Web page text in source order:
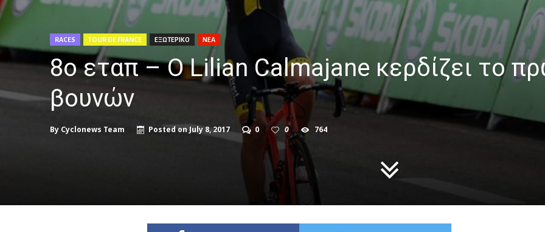
RACES TOUR DE FRANCE ΕΞΩΤΕΡΙΚΟ ΝΕΑ
8ο εταπ – Ο Lilian Calmajane κερδίζει το
βουνών
By Cyclonews Team Posted onJuly 8, 2017 0 0 764